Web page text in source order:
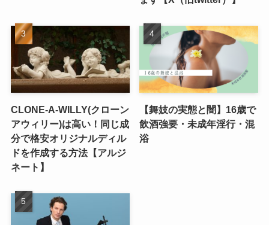
CLONE-A-WILLY(クローン
アウィリー)は高い！同じ成
分で格安オリジナルディル
ドを作成する方法【アルジ
ネート】
【舞妓の実態と闇】16歳で
飲酒強要・未成年淫行・混
浴